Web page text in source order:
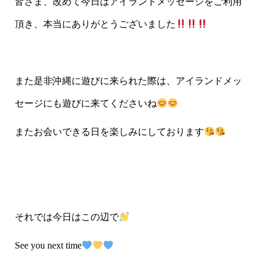
頂き、本当にありがとうございました
また是非沖縄に遊びに来られた際は、アイランドメッ
セージにも遊びに来てくださいね
またお会いできる日を楽しみにしております
それでは今日はこの辺で
See you next time